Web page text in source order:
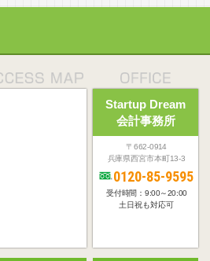
Startup Dream
会計事務所
〒662-0914
兵庫県西宮市本町13-3
0120-85-9595
受付時間：9:00～20:00
土日祝も対応可